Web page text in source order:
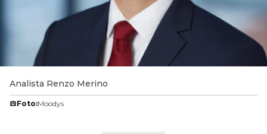
Analista Renzo Merino
Foto:Moodys